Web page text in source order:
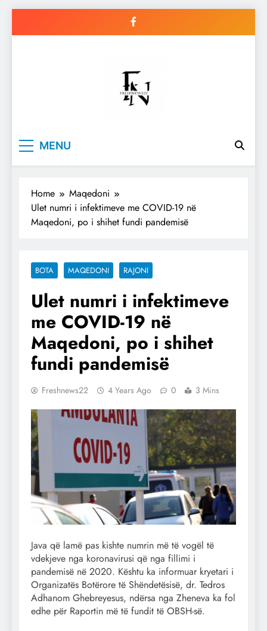
MENU
Home
Maqedoni
Ulet numri i infektimeve me COVID-19 në
Maqedoni, po i shihet fundi pandemisë
BOTA MAQEDONI RAJONI
Ulet numri i infektimeve
me COVID-19 në
Maqedoni, po i shihet
fundi pandemisë
Freshnews22 4 Years Ago 0 3 Mins
Java që lamë pas kishte numrin më të vogël të
vdekjeve nga koronavirusi që nga fillimi i
pandemisë në 2020. Kështu ka informuar kryetari i
Organizatës Botërore të Shëndetësisë, dr. Tedros
Adhanom Ghebreyesus, ndërsa nga Zheneva ka fol
edhe për Raportin më të fundit të OBSH-së.